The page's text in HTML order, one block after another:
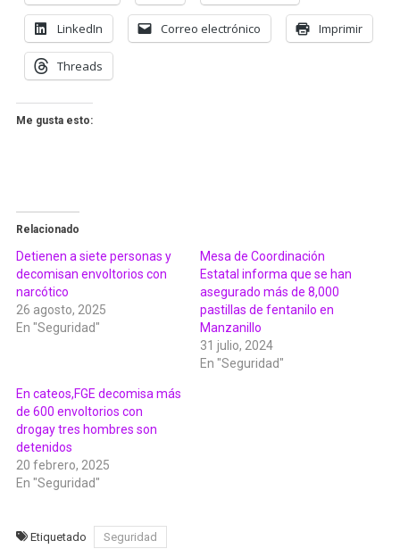
LinkedIn Correo electrónico Imprimir
Threads
Me gusta esto:
Relacionado
Detienen a siete personas y
decomisan envoltorios con
narcótico
26 agosto, 2025
En "Seguridad"
Mesa de Coordinación
Estatal informa que se han
asegurado más de 8,000
pastillas de fentanilo en
Manzanillo
31 julio, 2024
En "Seguridad"
En cateos,FGE decomisa más
de 600 envoltorios con
drogay tres hombres son
detenidos
20 febrero, 2025
En "Seguridad"
Etiquetado Seguridad